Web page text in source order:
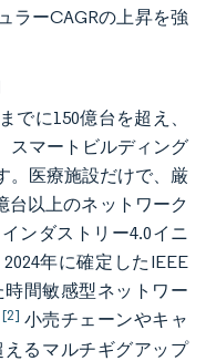
ラーCAGRの上昇を強
でに150億台を超え、
スマートビルディング
。医療施設だけで、厳
台以上のネットワーク
ンダストリー4.0イニ
年に確定したIEEE
間敏感型ネットワー
[2] 小売チェーンやキャ
るマルチギグアップ